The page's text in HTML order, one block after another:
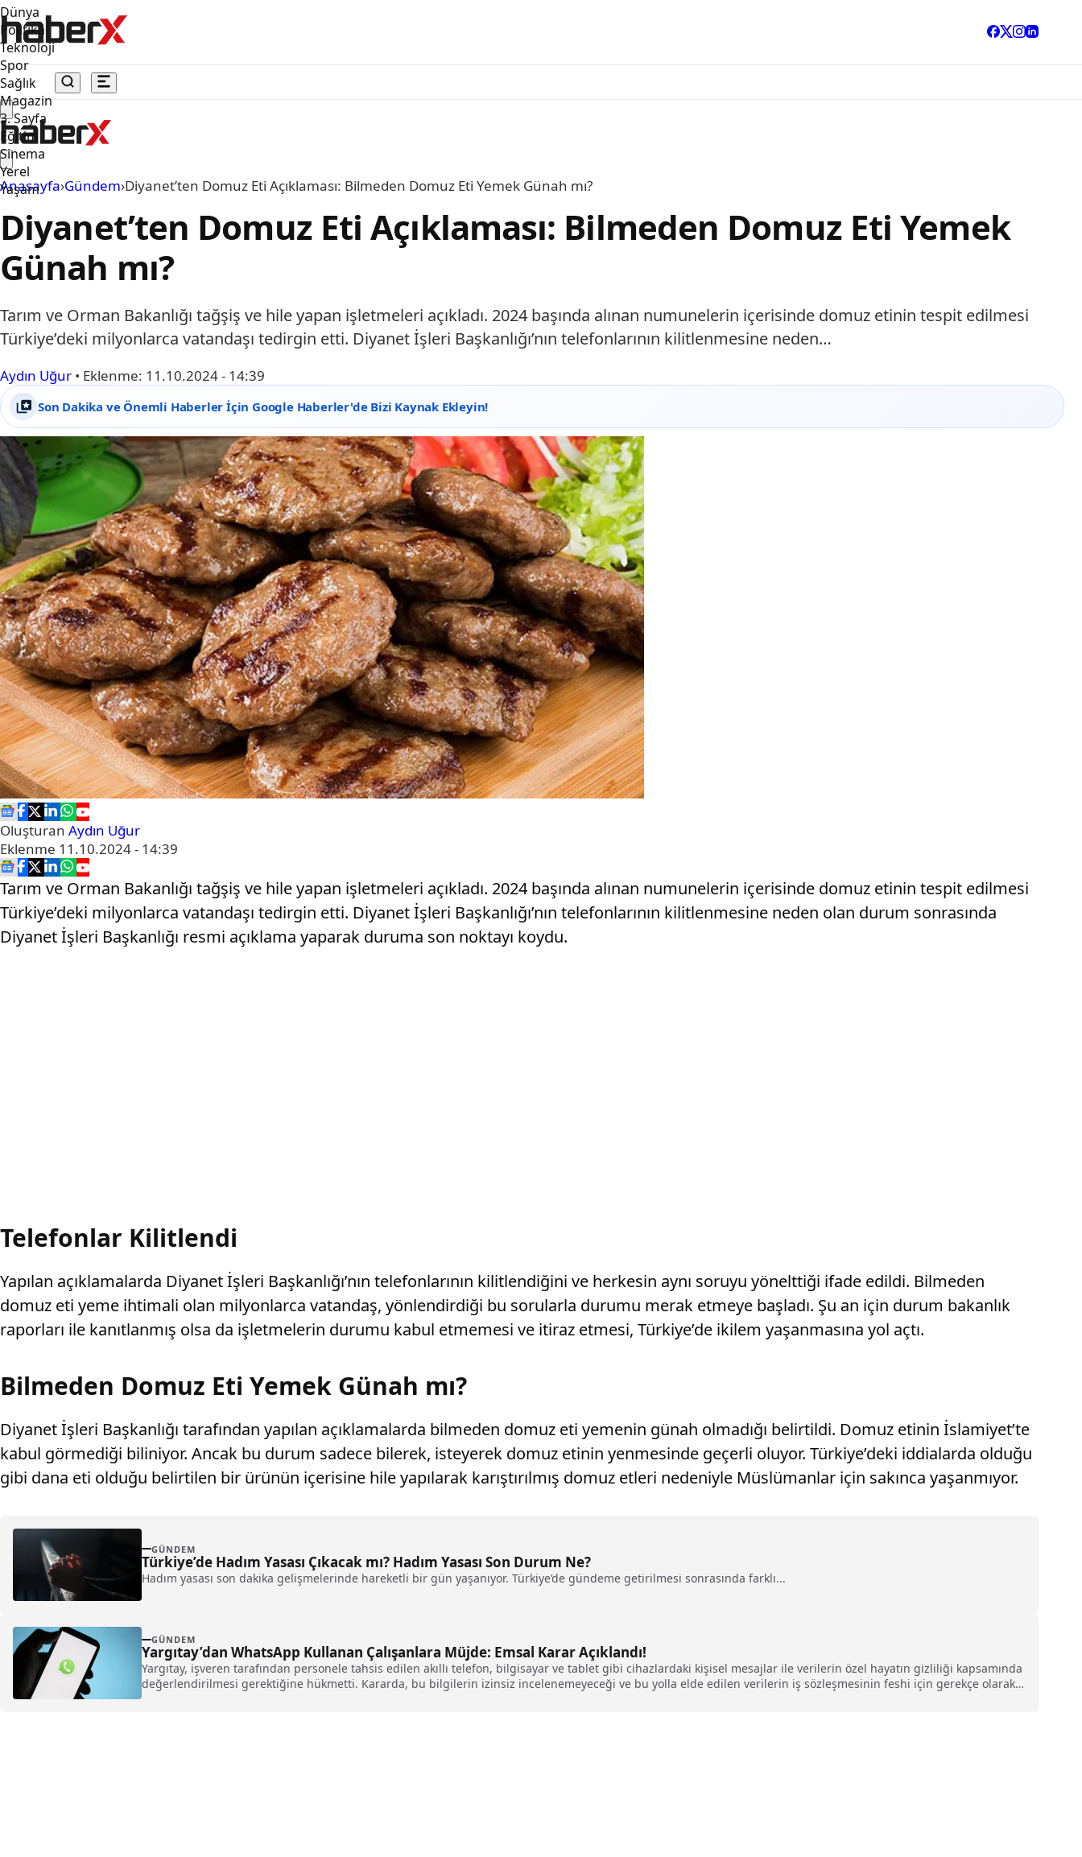
Dünya
Politika
Teknoloji
Spor
Sağlık
Magazin
3. Sayfa
Eğitim
Sinema
Yerel
Yaşam
Anasayfa›Gündem›Diyanet’ten Domuz Eti Açıklaması: Bilmeden Domuz Eti Yemek Günah mı?
Diyanet’ten Domuz Eti Açıklaması: Bilmeden Domuz Eti Yemek
Günah mı?
Tarım ve Orman Bakanlığı tağşiş ve hile yapan işletmeleri açıkladı. 2024 başında alınan numunelerin içerisinde domuz etinin tespit edilmesi
Türkiye’deki milyonlarca vatandaşı tedirgin etti. Diyanet İşleri Başkanlığı’nın telefonlarının kilitlenmesine neden…
Aydın Uğur • Eklenme: 11.10.2024 - 14:39
Son Dakika ve Önemli Haberler İçin Google Haberler'de Bizi Kaynak Ekleyin!
Oluşturan Aydın Uğur
Eklenme 11.10.2024 - 14:39
Tarım ve Orman Bakanlığı tağşiş ve hile yapan işletmeleri açıkladı. 2024 başında alınan numunelerin içerisinde domuz etinin tespit edilmesi
Türkiye’deki milyonlarca vatandaşı tedirgin etti. Diyanet İşleri Başkanlığı’nın telefonlarının kilitlenmesine neden olan durum sonrasında
Diyanet İşleri Başkanlığı resmi açıklama yaparak duruma son noktayı koydu.
Telefonlar Kilitlendi
Yapılan açıklamalarda Diyanet İşleri Başkanlığı’nın telefonlarının kilitlendiğini ve herkesin aynı soruyu yönelttiği ifade edildi. Bilmeden
domuz eti yeme ihtimali olan milyonlarca vatandaş, yönlendirdiği bu sorularla durumu merak etmeye başladı. Şu an için durum bakanlık
raporları ile kanıtlanmış olsa da işletmelerin durumu kabul etmemesi ve itiraz etmesi, Türkiye’de ikilem yaşanmasına yol açtı.
Bilmeden Domuz Eti Yemek Günah mı?
Diyanet İşleri Başkanlığı tarafından yapılan açıklamalarda bilmeden domuz eti yemenin günah olmadığı belirtildi. Domuz etinin İslamiyet’te
kabul görmediği biliniyor. Ancak bu durum sadece bilerek, isteyerek domuz etinin yenmesinde geçerli oluyor. Türkiye’deki iddialarda olduğu
gibi dana eti olduğu belirtilen bir ürünün içerisine hile yapılarak karıştırılmış domuz etleri nedeniyle Müslümanlar için sakınca yaşanmıyor.
GÜNDEM
Türkiye’de Hadım Yasası Çıkacak mı? Hadım Yasası Son Durum Ne?
Hadım yasası son dakika gelişmelerinde hareketli bir gün yaşanıyor. Türkiye’de gündeme getirilmesi sonrasında farklı...
GÜNDEM
Yargıtay’dan WhatsApp Kullanan Çalışanlara Müjde: Emsal Karar Açıklandı!
Yargıtay, işveren tarafından personele tahsis edilen akıllı telefon, bilgisayar ve tablet gibi cihazlardaki kişisel mesajlar ile verilerin özel hayatın gizliliği kapsamında
değerlendirilmesi gerektiğine hükmetti. Kararda, bu bilgilerin izinsiz incelenemeyeceği ve bu yolla elde edilen verilerin iş sözleşmesinin feshi için gerekçe olarak